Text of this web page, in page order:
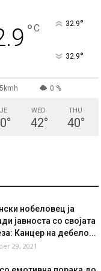
°C 32.9°
32.9°
0 %
°
WED
42°
THU
40°
нобеловец ја
јавноста со својата
Канцер на дебело...
29, 2021